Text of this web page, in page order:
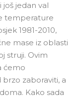
još jedan val
temperature
1981-2010,
mase iz oblasti
struji. Ovim
ćemo
zaboraviti, a
Kako sada